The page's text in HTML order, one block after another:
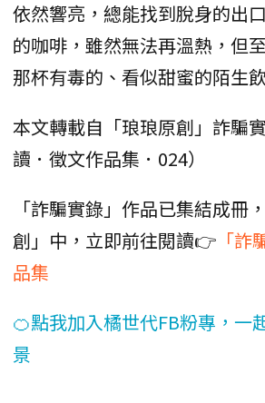
依然響亮，總能找到脫身的出
的咖啡，雖然無法再溫熱，但
那杯有毒的、看似甜蜜的陌生
本文轉載自「琅琅原創」詐騙
讀．徵文作品集．024）
「詐騙實錄」作品已集結成冊
創」中，立即前往閱讀👉 「
品集
🍊點我加入橘世代FB粉專，一
景